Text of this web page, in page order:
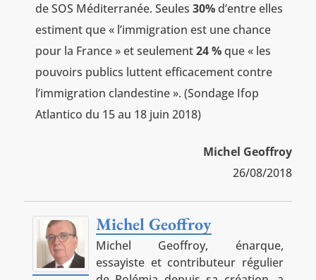
de SOS Méditerranée. Seules 30%d’entre elles
estiment que « l’immigration est une chance
pour la France » et seulement24 %que « les
pouvoirs publics luttent efficacement contre
l’immigration clandestine ». (Sondage Ifop
Atlantico du 15 au 18 juin 2018)
Michel Geoffroy
26/08/2018
Michel Geoffroy
Michel Geoffroy, énarque,
essayiste et contributeur régulier